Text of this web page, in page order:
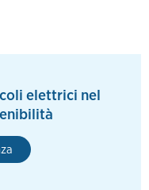
elettrici nel